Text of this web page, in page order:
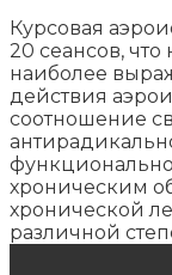
Курсовая
20 сеансов,
наиболее
действия
соотношение
хроническим
хронической
различной